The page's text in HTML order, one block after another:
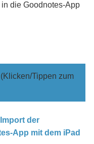
die Goodnotes-App
Tippen zum
der
App mit dem iPad